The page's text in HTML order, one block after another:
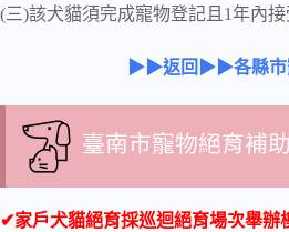
(三)該犬貓須完成寵物登記且1年內
▶▶返回▶▶各縣市
臺南市寵物絕育補助
✔家戶犬貓絕育採巡迴絕育場次舉辦